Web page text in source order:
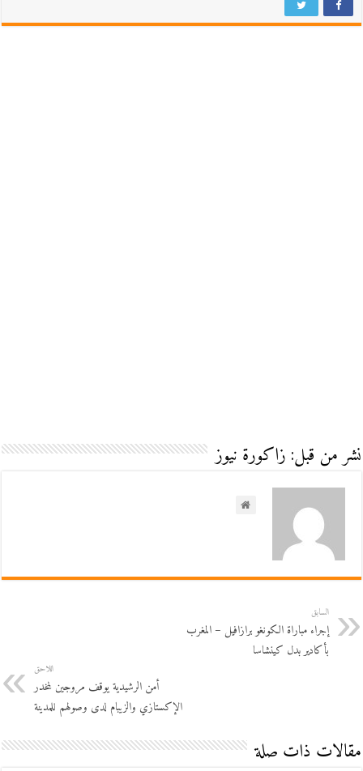
نشر من قبل: زاكورة نيوز
السابق
إجراء مباراة الكونغو برازافيل – المغرب
بأكادير بدل كينشاسا
اللاحق
أمن الرشيدية يوقف مروجين لمخدر
الإكستازي والزيبام لدى وصولهم للمدينة
مقالات ذات صلة